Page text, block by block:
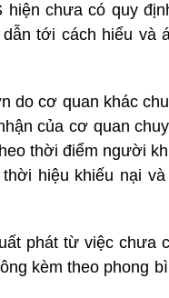
hiện chưa có quy
tới cách hiểu và
do cơ quan khác
của cơ quan
thời điểm người
hiệu khiếu nại
phát từ việc chưa
kèm theo phong